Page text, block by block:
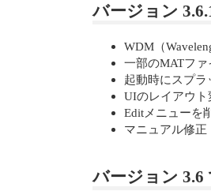
バージョン
WDM（
一部のMATフ
起動時にスプ
UIのレイアウト
Editメニューを
マニュアル修正
バージョン 3.6